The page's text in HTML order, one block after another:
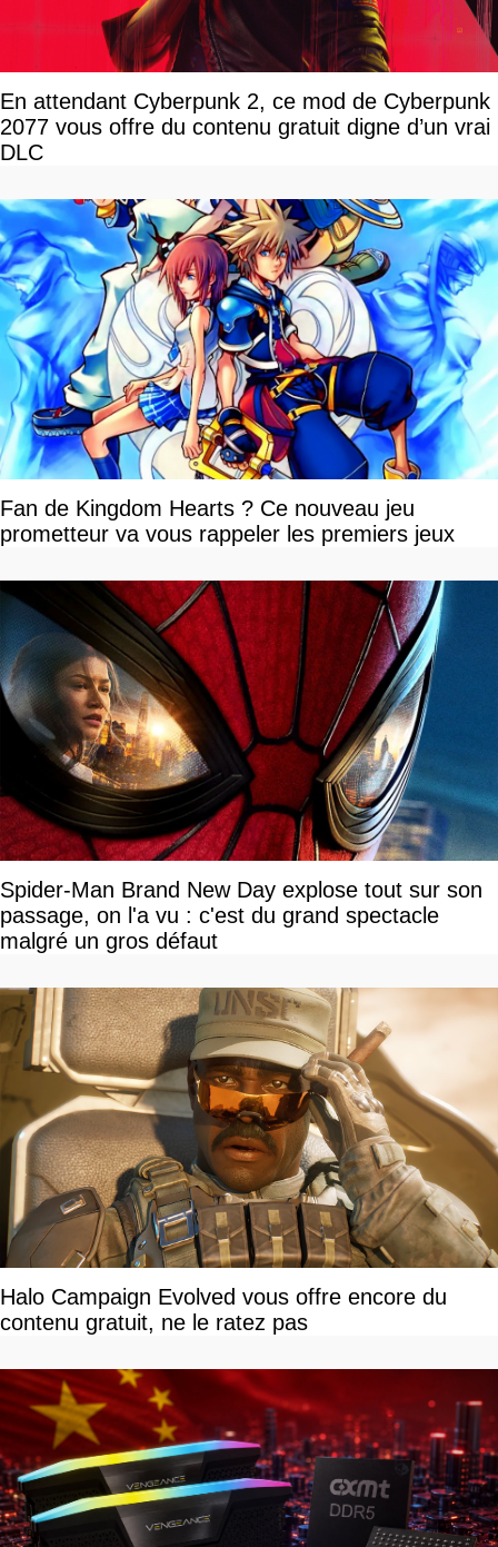
En attendant Cyberpunk 2, ce mod de Cyberpunk
2077 vous offre du contenu gratuit digne d’un vrai
DLC
Fan de Kingdom Hearts ? Ce nouveau jeu
prometteur va vous rappeler les premiers jeux
Spider-Man Brand New Day explose tout sur son
passage, on l'a vu : c'est du grand spectacle
malgré un gros défaut
Halo Campaign Evolved vous offre encore du
contenu gratuit, ne le ratez pas